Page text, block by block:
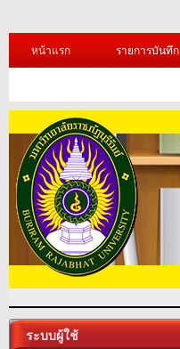
หน้าแรก รายการบันทึก
ระบบผู้ใช้